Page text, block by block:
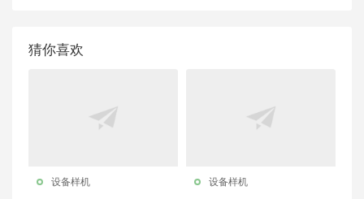
猜你喜欢
设备样机 设备样机